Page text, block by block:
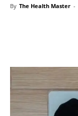
By The Health Master -